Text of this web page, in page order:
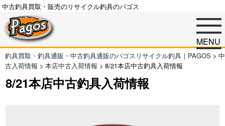
中古釣具買取・販売のリサイクル釣具のパゴス
MENU
釣具買取・釣具通販・中古釣具通販のパゴスリサイクル釣具｜PAGOS > 中
古入荷情報 > 本店中古入荷情報 > 8/21本店中古釣具入荷情報
8/21本店中古釣具入荷情報